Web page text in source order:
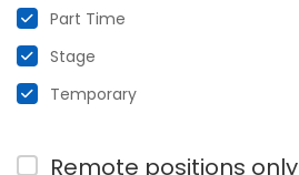
Part Time
Stage
Temporary
Remote positions only